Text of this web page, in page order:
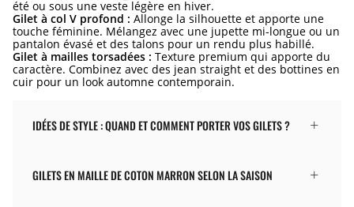
été ou sous une veste légère en hiver.
Gilet à col V profond : Allonge la silhouette et apporte une
touche féminine. Mélangez avec une jupette mi-longue ou un
pantalon évasé et des talons pour un rendu plus habillé.
Gilet à mailles torsadées : Texture premium qui apporte du
caractère. Combinez avec des jean straight et des bottines en
cuir pour un look automne contemporain.
IDÉES DE STYLE : QUAND ET COMMENT PORTER VOS GILETS ?
GILETS EN MAILLE DE COTON MARRON SELON LA SAISON